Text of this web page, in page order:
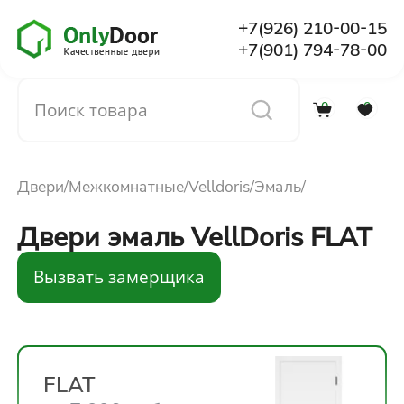
+7(926) 210-00-15
+7(901) 794-78-00
0 0
О компании
Установка
Отзывы
Двери Межкомнатные Velldoris Эмаль
Двери эмаль VellDoris FLAT
Вызвать замерщика
FLAT